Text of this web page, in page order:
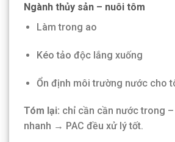
Ngành thủy sản – nuôi tôm
Làm trong ao
Kéo tảo độc lắng xuống
Ổn định môi trường nước cho
Tóm lại: chỉ cần cần nước trong
nhanh → PAC đều xử lý tốt.